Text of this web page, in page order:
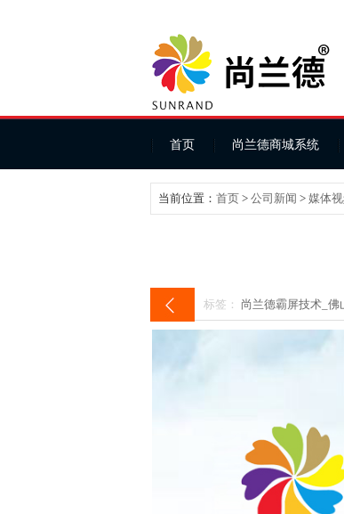
首页 尚兰德商城系统
当前位置： 首页 > 公司新闻 > 媒体
标签： 尚兰德霸屏技术_ 佛